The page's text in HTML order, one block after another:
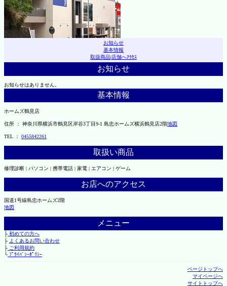
お知らせ
基本情報
取扱商品|店舗へｱｸｾｽ
お知らせ
お知らせはありません。
基本情報
ホームズ鶴見店
住所 ： 神奈川県横浜市鶴見区岸谷3丁目9-1 島忠ホームズ横浜鶴見店2階地図
TEL ： 0455842261
取扱い商品
修理診断 | パソコン | 携帯電話 | 家電 | エアコン | ゲーム
お店へのアクセス
国道1号線島忠ホームズ2階
地図
メニュー
├初めての方へ
├ よくあるお問い合わせ
├ご利用規約
└ﾌﾟﾗｲﾊﾞｼｰﾎﾟﾘｼｰ
ページトップへ
マイページへ
サイトトップへ